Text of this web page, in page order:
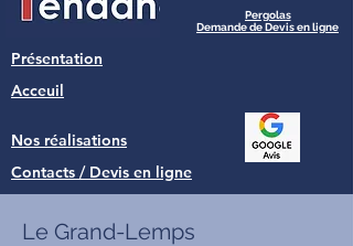
Demande de Devis en ligne
Pergolas
Présentation
Nos réalisations
Contacts / Devis en ligne
Acceuil
Le Grand-Lemps